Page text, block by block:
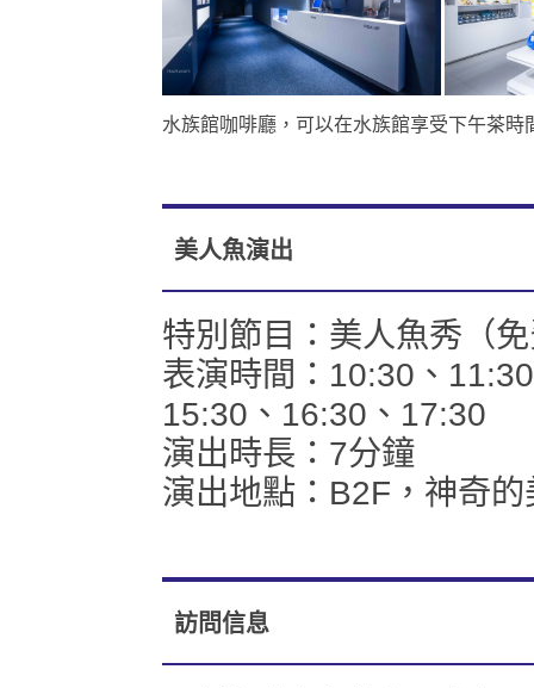
水族館咖啡廳，可以在水族館享受下午茶
美人魚演出
特別節目：美人魚秀（
表演時間：10:30、
15:30、16:30、17:30
演出時長：7分鐘
演出地點：B2F，神奇
訪問信息